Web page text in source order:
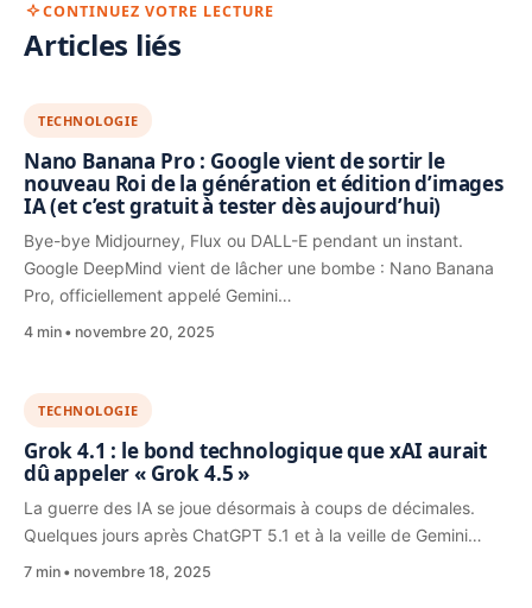
CONTINUEZ VOTRE LECTURE
Articles liés
TECHNOLOGIE
Nano Banana Pro : Google vient de sortir le
nouveau Roi de la génération et édition d’images
IA (et c’est gratuit à tester dès aujourd’hui)
Bye-bye Midjourney, Flux ou DALL-E pendant un instant.
Google DeepMind vient de lâcher une bombe : Nano Banana
Pro, officiellement appelé Gemini…
4 min novembre 20, 2025
TECHNOLOGIE
Grok 4.1 : le bond technologique que xAI aurait
dû appeler « Grok 4.5 »
La guerre des IA se joue désormais à coups de décimales.
Quelques jours après ChatGPT 5.1 et à la veille de Gemini…
7 min novembre 18, 2025